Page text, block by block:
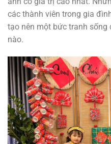
các thành viên trong gia
tạo nên một bức tranh
nào.